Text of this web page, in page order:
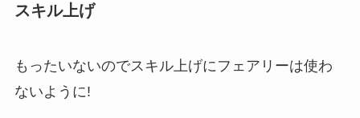
スキル上げ
もったいないのでスキル上げにフェアリーは使わ
ないように!